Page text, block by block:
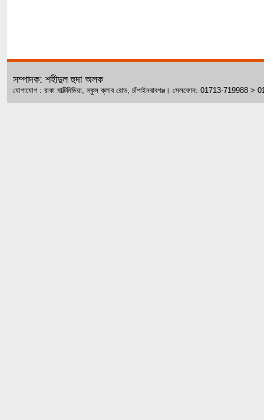
সম্পাদক: শহীদুল হুদা অলক
যোগাযোগ : রাকা মাল্টিমিডিয়া, স্কুল ক্লাব রোড, চাঁপাইনবাবগঞ্জ। সেলফোন: 01713-